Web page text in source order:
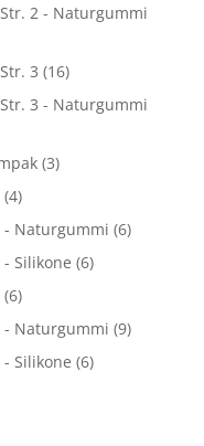
2 - Naturgummi
3 (16)
3 - Naturgummi
(3)
(4)
- Naturgummi (6)
- Silikone (6)
(6)
- Naturgummi (9)
- Silikone (6)